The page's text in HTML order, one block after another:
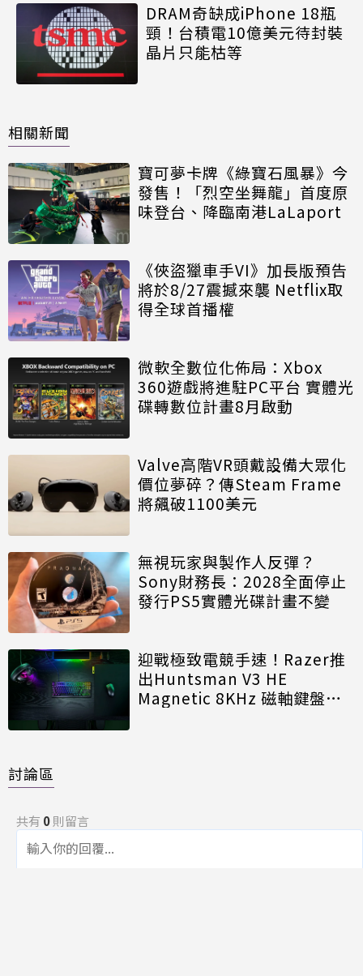
DRAM奇缺成iPhone 18瓶
頸！台積電10億美元待封裝
晶片只能枯等
相關新聞
寶可夢卡牌《綠寶石風暴》今
發售！「烈空坐舞龍」首度原
味登台、降臨南港LaLaport
《俠盜獵車手VI》加長版預告
將於8/27震撼來襲 Netflix取
得全球首播權
微軟全數位化佈局：Xbox
360遊戲將進駐PC平台 實體光
碟轉數位計畫8月啟動
Valve高階VR頭戴設備大眾化
價位夢碎？傳Steam Frame
將飆破1100美元
無視玩家與製作人反彈？
Sony財務長：2028全面停止
發行PS5實體光碟計畫不變
迎戰極致電競手速！Razer推
出Huntsman V3 HE
Magnetic 8KHz 磁軸鍵盤效
討論區
共有 0則留言